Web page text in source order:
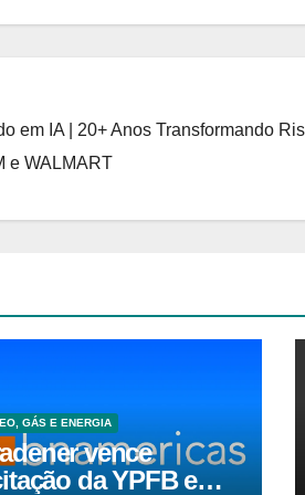
em IA | 20+ Anos Transformando
e WALMART
GÁS E ENERGIA
vence
da YPFB e